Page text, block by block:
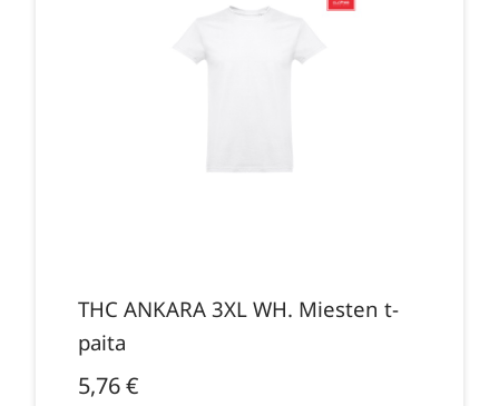
THC ANKARA 3XL WH. Miesten t-
paita
5,76€